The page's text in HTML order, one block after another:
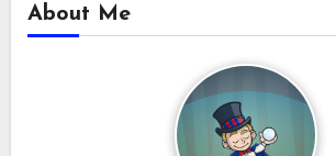
About Me